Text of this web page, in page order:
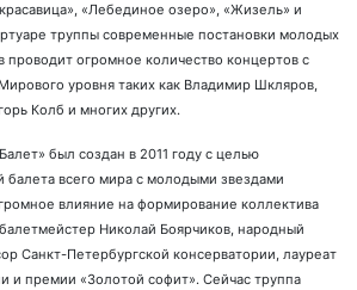
«Лебединое озеро», «Жизель» и
труппы современные постановки молодых
проводит огромное количество концертов с
уровня таких как Владимир Шкляров,
Колб и многих других.
был создан в 2011 году с целью
балета всего мира с молодыми звездами
влияние на формирование коллектива
Николай Боярчиков, народный
Санкт-Петербургской консерватории, лауреат
и премии «Золотой софит». Сейчас труппа